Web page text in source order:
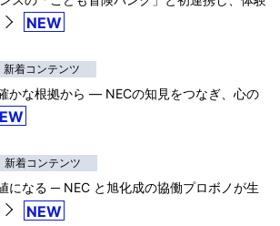
NEW
新着コンテンツ
かな根拠から ― NECの知見をつなぎ、心の
新着コンテンツ
になる ─ NEC と旭化成の協働プロボノが生
NEW